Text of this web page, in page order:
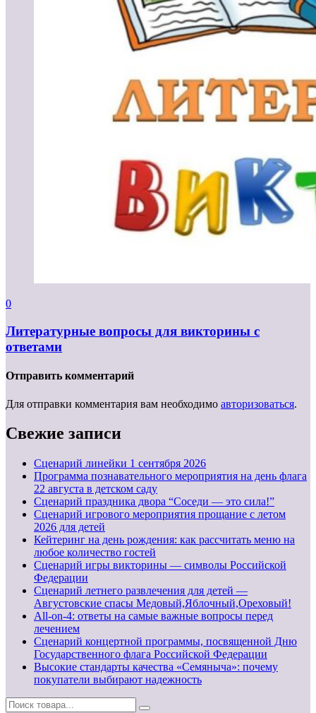
0
Литературные вопросы для викторины с
ответами
Отправить комментарий
Для отправки комментария вам необходимо авторизоваться.
Свежие записи
Cценарий линейки 1 сентября 2026
Программа познавательного мероприятия на день флага
22 августа в детском саду
Сценарий праздника двора “Соседи — это сила!”
Сценарий игрового мероприятия прощание с летом
2026 для детей
Кейтеринг на день рождения: как рассчитать меню на
любое количество гостей
Сценарий игры викторины — символы Российской
Федерации
Сценарий летнего развлечения для детей —
Августовские спасы Медовый,Яблочный,Ореховый!
All-on-4: ответы на самые важные вопросы перед
лечением
Сценарий концертной программы, посвященной Дню
Государственного флага Российской Федерации
Высокие стандарты качества «Семяныча»: почему
покупатели выбирают надежность